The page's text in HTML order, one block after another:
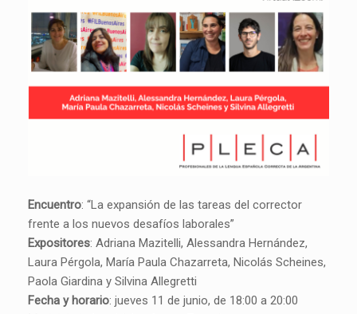
Encuentro: “La expansión de las tareas del corrector
frente a los nuevos desafíos laborales”
Expositores: Adriana Mazitelli, Alessandra Hernández,
Laura Pérgola, María Paula Chazarreta, Nicolás Scheines,
Paola Giardina y Silvina Allegretti
Fecha y horario: jueves 11 de junio, de 18:00 a 20:00